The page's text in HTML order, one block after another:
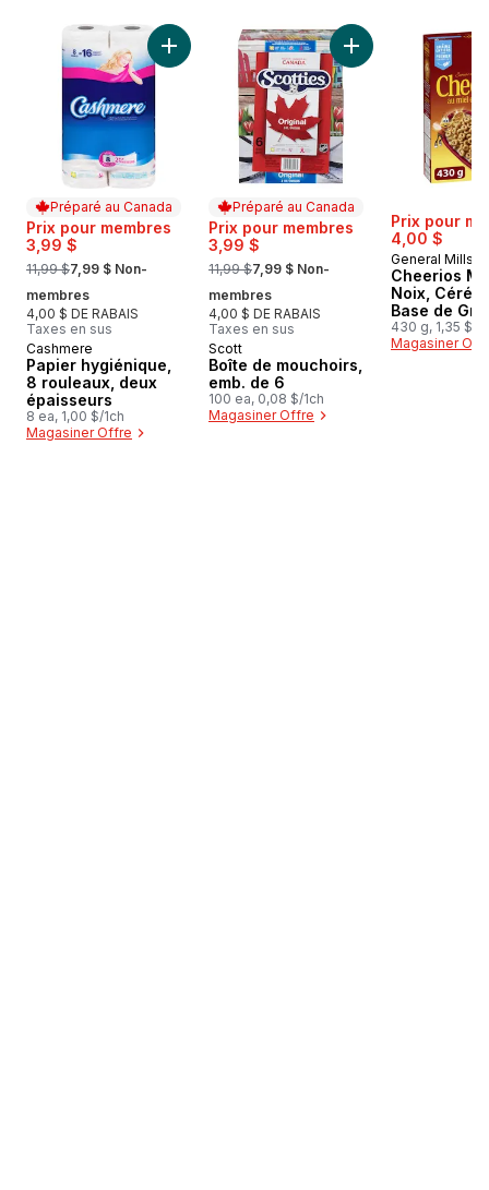
sauter Meilleures Ventes
Préparé au Canada
Prix pour membres
3,99 $
, formerly:
11,99 $7,99 $ Non-
membres
4,00 $ DE RABAIS
Taxes en sus
Préparé au Canada
Cashmere
Papier hygiénique,
8 rouleaux, deux
épaisseurs
8 ea, 1,00 $/1ch
Magasiner Offre
Ajouter Papier hygiénique, 8 rouleaux,
Préparé au Canada
Prix pour membres
3,99 $
, formerly:
11,99 $7,99 $ Non-
membres
4,00 $ DE RABAIS
Taxes en sus
Préparé au Canada
Scott
Boîte de mouchoirs,
emb. de 6
100 ea, 0,08 $/1ch
Magasiner Offre
Ajouter Boîte de
Prix pour
4,00 $
General Mills
Cheerios
Noix,
Base de
Entiers
430 g, 1,35 $/
Magasiner